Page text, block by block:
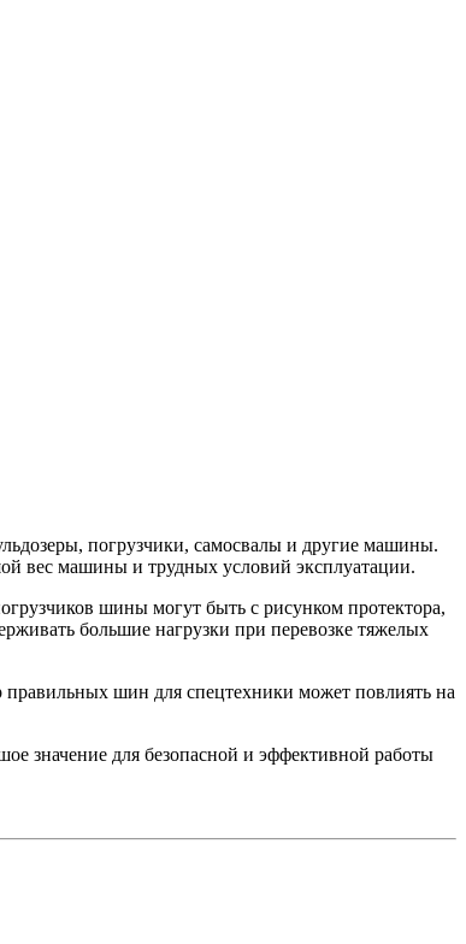
погрузчики, самосвалы и другие машины.
вес машины и трудных условий эксплуатации.
шины могут быть с рисунком протектора,
большие нагрузки при перевозке тяжелых
правильных шин для спецтехники может повлиять на
значение для безопасной и эффективной работы